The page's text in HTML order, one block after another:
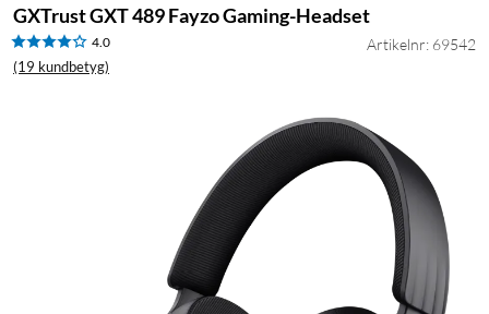
GXTrust GXT 489 Fayzo Gaming-Headset
4.0
(19 kundbetyg)
Artikelnr: 69542